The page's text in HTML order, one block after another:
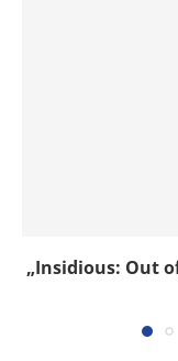
„Insidious: Out